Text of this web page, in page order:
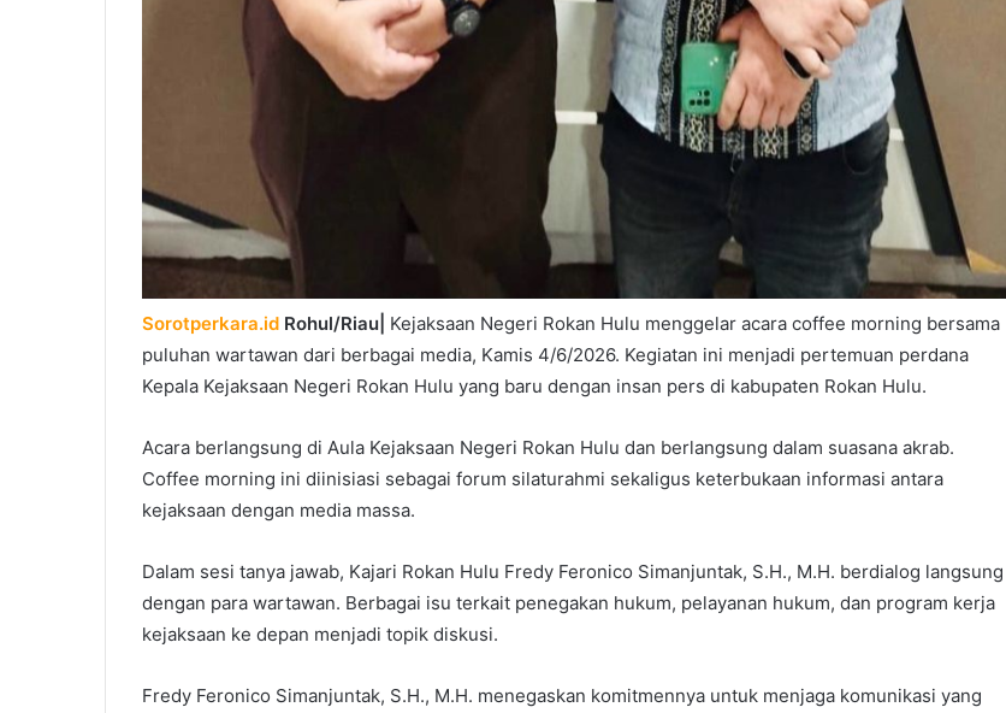
Sorotperkara.id Rohul/Riau| Kejaksaan Negeri Rokan Hulu menggelar acara coffee morning bersama
puluhan wartawan dari berbagai media, Kamis 4/6/2026. Kegiatan ini menjadi pertemuan perdana
Kepala Kejaksaan Negeri Rokan Hulu yang baru dengan insan pers di kabupaten Rokan Hulu.
Acara berlangsung di Aula Kejaksaan Negeri Rokan Hulu dan berlangsung dalam suasana akrab.
Coffee morning ini diinisiasi sebagai forum silaturahmi sekaligus keterbukaan informasi antara
kejaksaan dengan media massa.
Dalam sesi tanya jawab, Kajari Rokan Hulu Fredy Feronico Simanjuntak, S.H., M.H. berdialog langsung
dengan para wartawan. Berbagai isu terkait penegakan hukum, pelayanan hukum, dan program kerja
kejaksaan ke depan menjadi topik diskusi.
Fredy Feronico Simanjuntak, S.H., M.H. menegaskan komitmennya untuk menjaga komunikasi yang